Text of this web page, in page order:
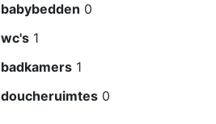
0
1
1
0